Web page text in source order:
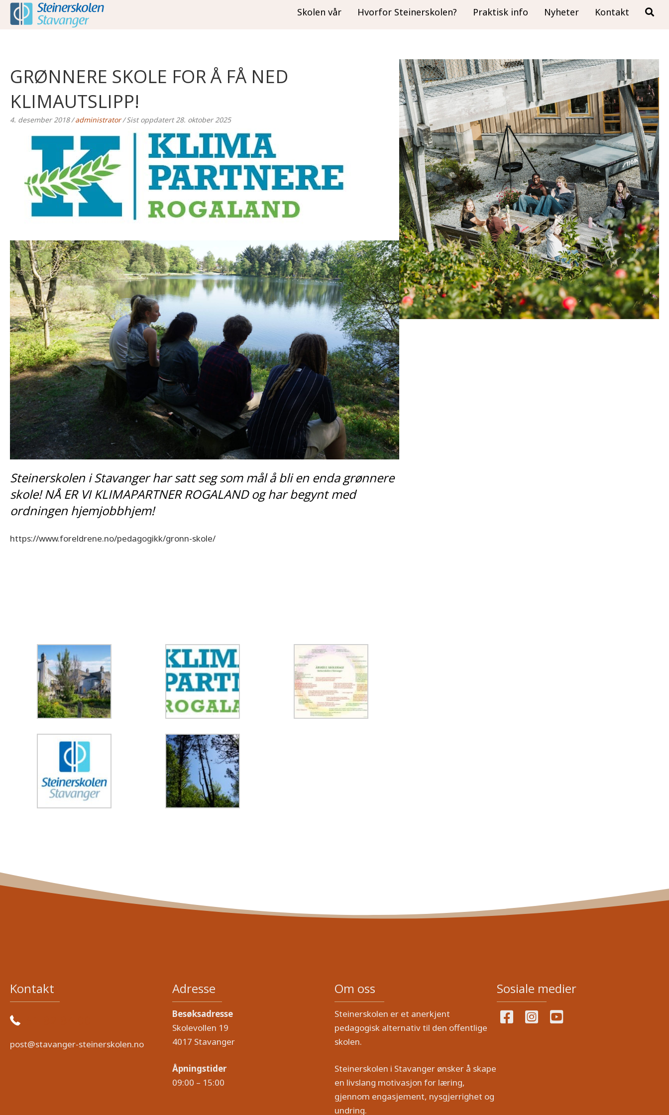
Skolen vår Hvorfor Steinerskolen? Praktisk info Nyheter Kontakt
GRØNNERE SKOLE FOR Å FÅ NED
KLIMAUTSLIPP!
4. desember 2018/ administrator/ Sist oppdatert 28. oktober 2025
Steinerskolen i Stavanger har satt seg som mål å bli en enda grønnere
skole! NÅ ER VIKLIMAPARTNER ROGALANDog har begynt med
ordningen hjemjobbhjem!
https://www.foreldrene.no/pedagogikk/gronn-skole/
Kontakt
post@stavanger-steinerskolen.no
Adresse
Besøksadresse
Skolevollen 19
4017 Stavanger
Åpningstider
09:00 – 15:00
Om oss
Steinerskolen er et anerkjent
pedagogisk alternativ til den offentlige
skolen.
Steinerskolen i Stavanger ønsker å skape
en livslang motivasjon for læring,
gjennom engasjement, nysgjerrighet og
undring.
Sosiale medier